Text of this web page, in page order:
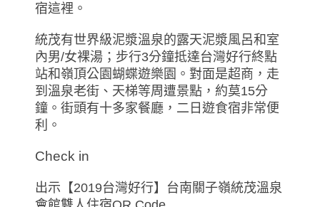
宿這裡。
統茂有世界級泥漿溫泉的露天泥漿風呂和室
內男/女裸湯；步行3分鐘抵達台灣好行終點
站和嶺頂公園蝴蝶遊樂園。對面是超商，走
到溫泉老街、天梯等周遭景點，約莫15分
鐘。街頭有十多家餐廳，二日遊食宿非常便
利。
Check in
出示【2019台灣好行】台南關子嶺統茂溫泉